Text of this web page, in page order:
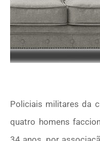
Policiais militares da
quatro homens